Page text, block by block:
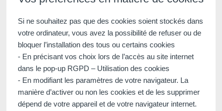
Si ne souhaitez pas que des cookies soient stockés dans
votre ordinateur, vous avez la possibilité de refuser ou de
bloquer l’installation des tous ou certains cookies
- En précisant vos choix lors de l’accès au site internet
dans le pop-up RGPD – Utilisation des cookies
- En modifiant les paramètres de votre navigateur. La
manière d’activer ou non les cookies et de les supprimer
dépend de votre appareil et de votre navigateur internet.